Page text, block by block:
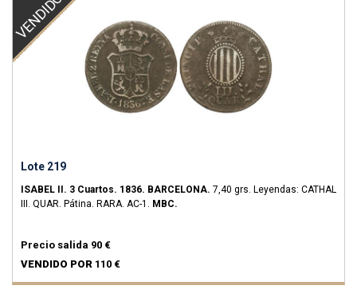
VENDIDO
Lote 219
ISABEL II. 3 Cuartos. 1836. BARCELONA. 7,40 grs. Leyendas: CATHAL
III. QUAR. Pátina. RARA. AC-1. MBC.
Precio salida 90 €
VENDIDO POR 110 €